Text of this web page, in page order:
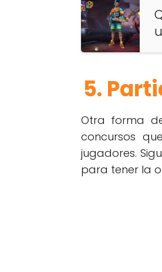
5.
Otra forma
concursos
jugadores.
para tener la